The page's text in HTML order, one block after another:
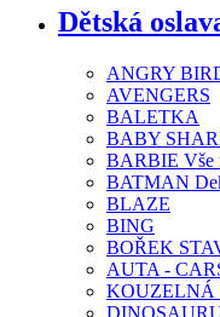
Dětská
ANGRY
AVENGERS
BALETKA
BABY
BARBIE Vše
BATMAN
BLAZE
BING
BOŘEK
AUTA -
KOUZELNÁ